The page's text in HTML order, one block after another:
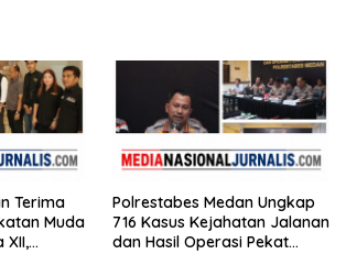
Terima
Muda
XII,
Polrestabes Medan Ungkap
716 Kasus Kejahatan Jalanan
dan Hasil Operasi Pekat